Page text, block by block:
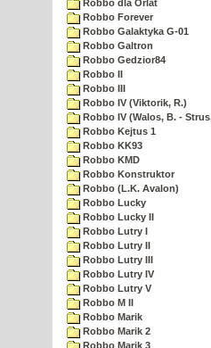
Robbo dla Orlat
Robbo Forever
Robbo Galaktyka G-01
Robbo Galtron
Robbo Gedzior84
Robbo II
Robbo III
Robbo IV (Viktorik, R.)
Robbo IV (Walos, B. -
Robbo Kejtus 1
Robbo KK93
Robbo KMD
Robbo Konstruktor
Robbo (L.K. Avalon)
Robbo Lucky
Robbo Lucky II
Robbo Lutry I
Robbo Lutry II
Robbo Lutry III
Robbo Lutry IV
Robbo Lutry V
Robbo M II
Robbo Marik
Robbo Marik 2
Robbo Marik 3